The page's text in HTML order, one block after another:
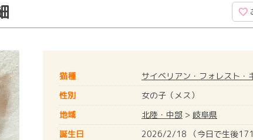
猫種
サイベリアン・フォレスト・
性別
女の子（メス）
地域
北陸・中部 > 岐阜県
誕生日
2026/2/18 （今日で生後171